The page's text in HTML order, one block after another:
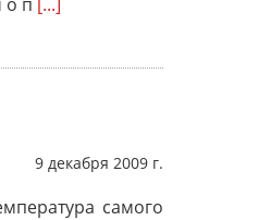
9 декабря 2009 г.
самого